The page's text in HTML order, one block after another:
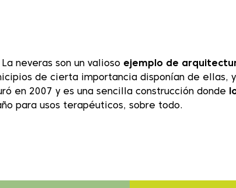
neveras son un valioso ejemplo de
de cierta importancia disponían de ellas,
en 2007 y es una sencilla construcción donde
para usos terapéuticos, sobre todo.